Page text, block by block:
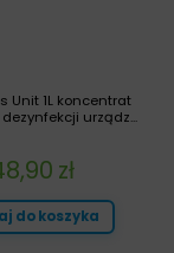
Unit 1L koncentrat
urządz...
zł
do koszyka